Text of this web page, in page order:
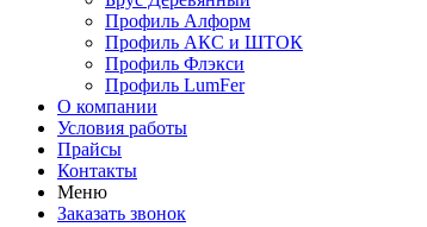
Профиль Алформ
Профиль АКС и ШТОК
Профиль Флэкси
Профиль LumFer
О компании
Условия работы
Прайсы
Контакты
Меню
Заказать звонок